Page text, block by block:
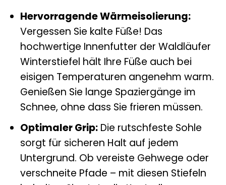
Hervorragende Wärmeisolierung:
Vergessen Sie kalte Füße! Das
hochwertige Innenfutter der Waldläufer
Winterstiefel hält Ihre Füße auch bei
eisigen Temperaturen angenehm warm.
Genießen Sie lange Spaziergänge im
Schnee, ohne dass Sie frieren müssen.
Optimaler Grip:Die rutschfeste Sohle
sorgt für sicheren Halt auf jedem
Untergrund. Ob vereiste Gehwege oder
verschneite Pfade – mit diesen Stiefeln